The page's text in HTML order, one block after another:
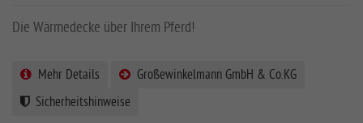
Die Wärmedecke über Ihrem Pferd!
Mehr Details
Großewinkelmann GmbH & Co.KG
Sicherheitshinweise